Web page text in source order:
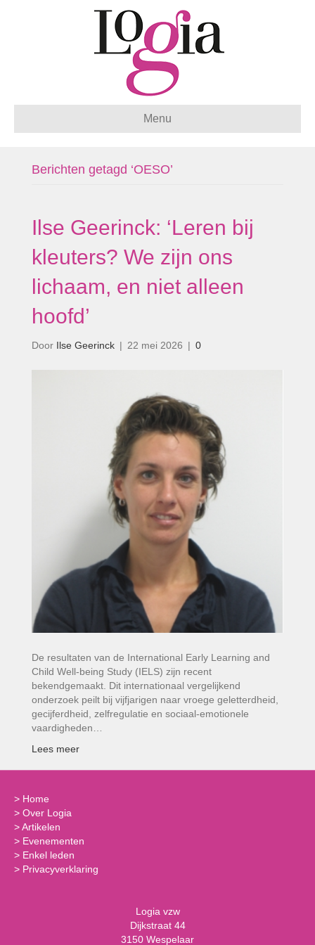
Menu
Berichten getagd ‘OESO’
Ilse Geerinck: ‘Leren bij
kleuters? We zijn ons
lichaam, en niet alleen
hoofd’
Door Ilse Geerinck | 22 mei 2026 | 0
De resultaten van de International Early Learning and
Child Well-being Study (IELS) zijn recent
bekendgemaakt. Dit internationaal vergelijkend
onderzoek peilt bij vijfjarigen naar vroege geletterdheid,
gecijferdheid, zelfregulatie en sociaal-emotionele
vaardigheden…
Lees meer
> Home
> Over Logia
>Artikelen
> Evenementen
> Enkel leden
> Privacyverklaring
Logia vzw
Dijkstraat 44
3150 Wespelaar